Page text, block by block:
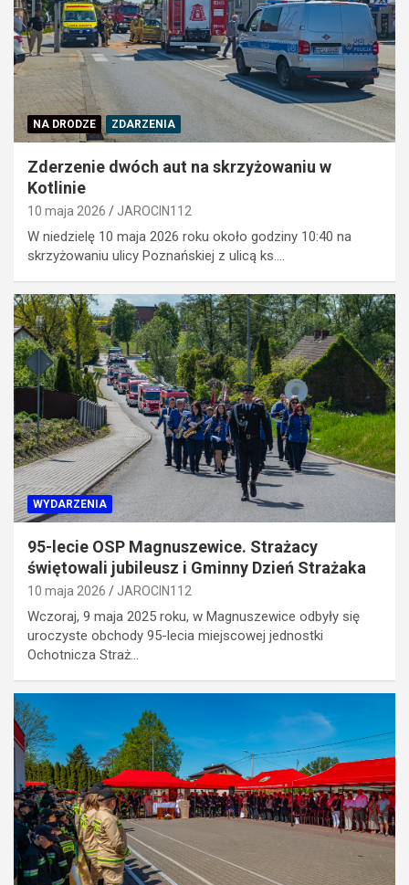
NA DRODZE ZDARZENIA
Zderzenie dwóch aut na skrzyżowaniu w
Kotlinie
10 maja 2026 JAROCIN112
W niedzielę 10 maja 2026 roku około godziny 10:40 na
skrzyżowaniu ulicy Poznańskiej z ulicą ks.…
WYDARZENIA
95-lecie OSP Magnuszewice. Strażacy
świętowali jubileusz i Gminny Dzień Strażaka
10 maja 2026 JAROCIN112
Wczoraj, 9 maja 2025 roku, w Magnuszewice odbyły się
uroczyste obchody 95-lecia miejscowej jednostki
Ochotnicza Straż…